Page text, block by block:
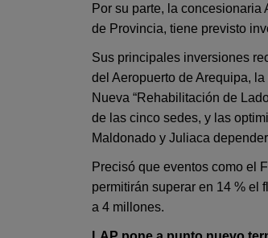
Por su parte, la
de Provincia, tiene previsto
Sus principales inversiones
del Aeropuerto de Arequipa,
Nueva “Rehabilitación de
de las cinco sedes, y las
Maldonado y Juliaca
Precisó que eventos como el
permitirán superar en 14 % el
a 4 millones.